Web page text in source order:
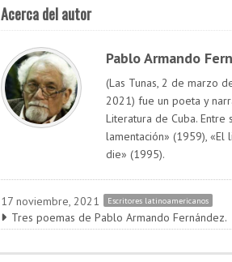
Acerca del autor
Pablo Armando
(Las Tunas, 2 de marzo
2021)​ fue un poeta y
Literatura de Cuba.
lamentación» (1959),
die» (1995).
17 noviembre, 2021 Escritores latinoamericanos
Tres poemas de Pablo Armando Fernández.